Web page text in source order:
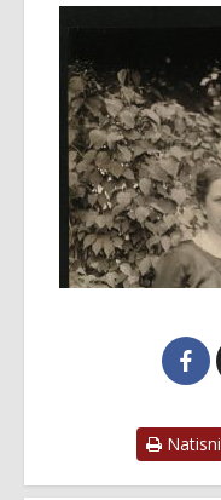
Natisni